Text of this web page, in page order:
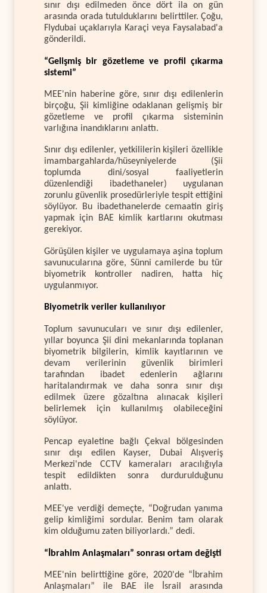
sınır dışı edilmeden önce dört ila on gün
arasında orada tutulduklarını belirttiler. Çoğu,
Flydubai uçaklarıyla Karaçi veya Faysalabad'a
gönderildi.
“Gelişmiş bir gözetleme ve profil çıkarma
sistemi”
MEE'nin haberine göre, sınır dışı edilenlerin
birçoğu, Şii kimliğine odaklanan gelişmiş bir
gözetleme ve profil çıkarma sisteminin
varlığına inandıklarını anlattı.
Sınır dışı edilenler, yetkililerin kişileri özellikle
imambargahlarda/hüseyniyelerde (Şii
toplumda dini/sosyal faaliyetlerin
düzenlendiği ibadethaneler) uygulanan
zorunlu güvenlik prosedürleriyle tespit ettiğini
söylüyor. Bu ibadethanelerde cemaatin giriş
yapmak için BAE kimlik kartlarını okutması
gerekiyor.
Görüşülen kişiler ve uygulamaya aşina toplum
savunucularına göre, Sünni camilerde bu tür
biyometrik kontroller nadiren, hatta hiç
uygulanmıyor.
Biyometrik veriler kullanılıyor
Toplum savunucuları ve sınır dışı edilenler,
yıllar boyunca Şii dini mekanlarında toplanan
biyometrik bilgilerin, kimlik kayıtlarının ve
devam verilerinin güvenlik birimleri
tarafından ibadet edenlerin ağlarını
haritalandırmak ve daha sonra sınır dışı
edilmek üzere gözaltına alınacak kişileri
belirlemek için kullanılmış olabileceğini
söylüyor.
Pencap eyaletine bağlı Çekval bölgesinden
sınır dışı edilen Kayser, Dubai Alışveriş
Merkezi'nde CCTV kameraları aracılığıyla
tespit edildikten sonra durdurulduğunu
anlattı.
MEE'ye verdiği demeçte, “Doğrudan yanıma
gelip kimliğimi sordular. Benim tam olarak
kim olduğumu zaten biliyorlardı.” dedi.
“İbrahim Anlaşmaları” sonrası ortam değişti
MEE'nin belirttiğine göre, 2020'de “İbrahim
Anlaşmaları” ile BAE ile İsrail arasında